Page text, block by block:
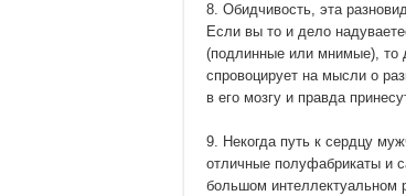
8. Обидчивость, эта
Если вы то и дело
(подлинные или мнимые), то
спровоцирует на мысли о
в его мозгу и правда
9. Некогда путь к сердцу
отличные полуфабрикаты и
большом интеллектуальном